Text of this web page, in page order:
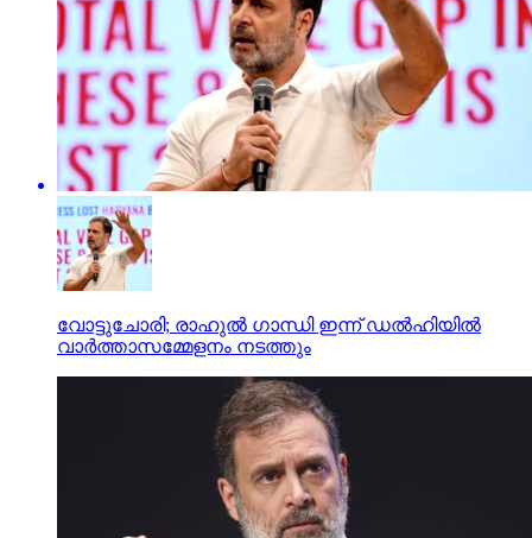
വോട്ടുചോരി; രാഹുല്‍ ഗാന്ധി ഇന്ന് ഡല്‍ഹിയില്‍
വാര്‍ത്താസമ്മേളനം നടത്തും